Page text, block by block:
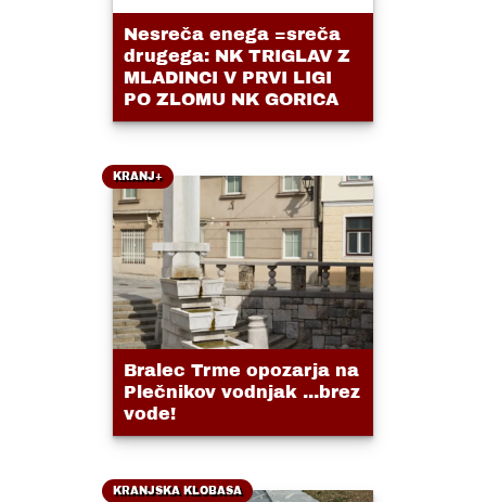
Nesreča enega =sreča
drugega: NK TRIGLAV Z
MLADINCI V PRVI LIGI
PO ZLOMU NK GORICA
KRANJ+
Bralec Trme opozarja na
Plečnikov vodnjak ...brez
vode!
KRANJSKA KLOBASA